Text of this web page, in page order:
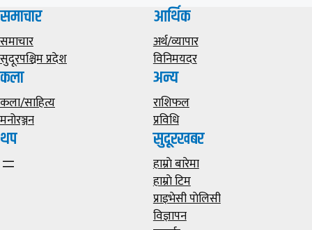
समाचार
समाचार
सुदूरपश्चिम प्रदेश
आर्थिक
अर्थ/व्यापार
विनिमयदर
कला
कला/साहित्य
मनोरञ्जन
अन्य
राशिफल
प्रविधि
थप सुदूरखबर
हाम्राे बारेमा
हाम्राे टिम
प्राइभेसी पाेलिसी
विज्ञापन